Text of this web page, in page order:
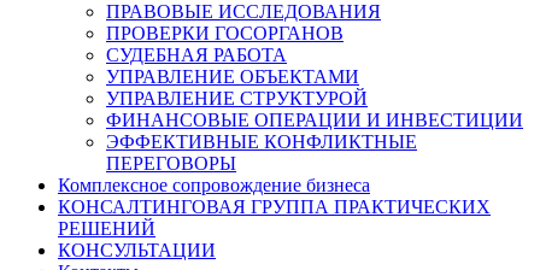
ПРАВОВЫЕ ИССЛЕДОВАНИЯ
ПРОВЕРКИ ГОСОРГАНОВ
СУДЕБНАЯ РАБОТА
УПРАВЛЕНИЕ ОБЪЕКТАМИ
УПРАВЛЕНИЕ СТРУКТУРОЙ
ФИНАНСОВЫЕ ОПЕРАЦИИ И ИНВЕСТИЦИИ
ЭФФЕКТИВНЫЕ КОНФЛИКТНЫЕ
ПЕРЕГОВОРЫ
Комплексное сопровождение бизнеса
КОНСАЛТИНГОВАЯ ГРУППА ПРАКТИЧЕСКИХ
РЕШЕНИЙ
КОНСУЛЬТАЦИИ